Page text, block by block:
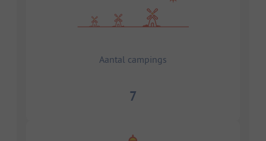
Aantal campings
7